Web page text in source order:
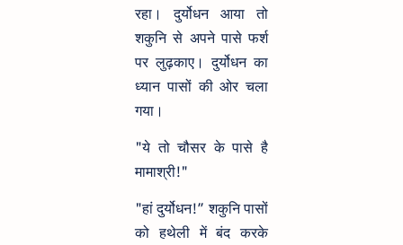
रहा। दुर्योधन आया तो
शकुनि से अपने पासे फर्श
पर लुढ़काए। दुर्योधन का
ध्यान पासों की ओर चला
गया।
"ये तो चौसर के पासे है
मामाश्री!"
"हां दुर्योधन!” शकुनि पासों
को हथेली में बंद करके